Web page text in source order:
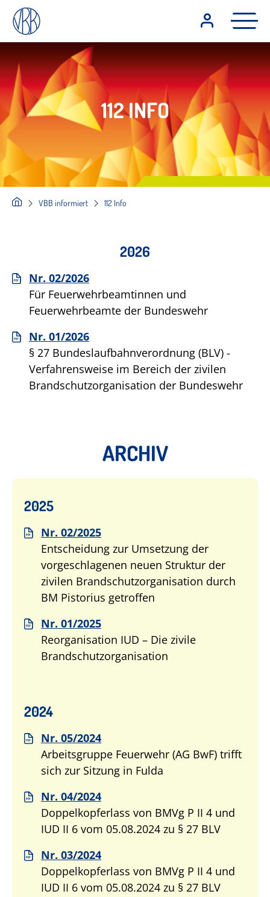
112 INFO
VBB informiert 112 Info
2026
Nr. 02/2026
Für Feuerwehrbeamtinnen und
Feuerwehrbeamte der Bundeswehr
Nr. 01/2026
§ 27 Bundeslaufbahnverordnung (BLV) -
Verfahrensweise im Bereich der zivilen
Brandschutzorganisation der Bundeswehr
ARCHIV
2025
Nr. 02/2025
Entscheidung zur Umsetzung der
vorgeschlagenen neuen Struktur der
zivilen Brandschutzorganisation durch
BM Pistorius getroffen
Nr. 01/2025
Reorganisation IUD – Die zivile
Brandschutzorganisation
2024
Nr. 05/2024
Arbeitsgruppe Feuerwehr (AG BwF) trifft
sich zur Sitzung in Fulda
Nr. 04/2024
Doppelkopferlass von BMVg P II 4 und
IUD II 6 vom 05.08.2024 zu § 27 BLV
Nr. 03/2024
Doppelkopferlass von BMVg P II 4 und
IUD II 6 vom 05.08.2024 zu § 27 BLV